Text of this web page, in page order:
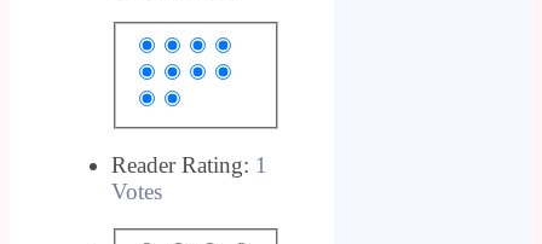
Reader Rating: 1
Votes